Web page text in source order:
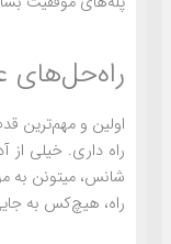
راه‌حل‌های
اولین و مهم‌ترین
راه داری. خیلی از
شانس، میتونن به
راه، هیچ‌کس به